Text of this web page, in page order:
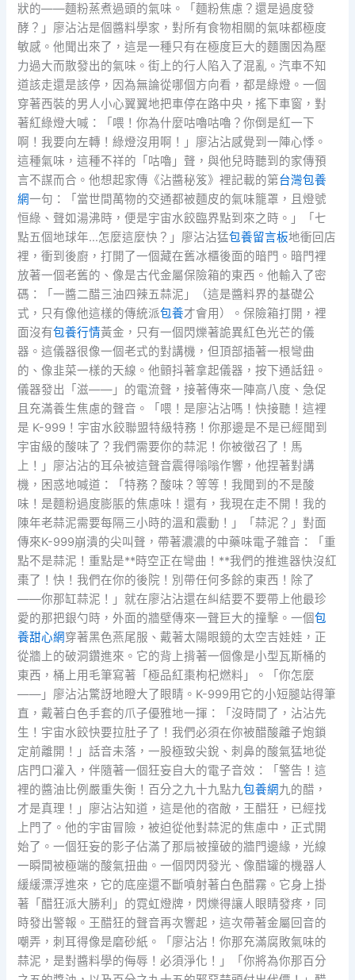
狀的——麵粉蒸煮過頭的氣味。「麵粉焦慮？還是過度發
酵？」廖沾沾是個醬料學家，對所有食物相關的氣味都極度
敏感。他聞出來了，這是一種只有在極度巨大的麵團因為壓
力過大而散發出的氣味。街上的行人陷入了混亂。汽車不知
道該走還是該停，因為無論從哪個方向看，都是綠燈。一個
穿著西裝的男人小心翼翼地把車停在路中央，搖下車窗，對
著紅綠燈大喊：「喂！你為什麼咕嚕咕嚕？你倒是紅一下
啊！我要向左轉！綠燈沒用啊！」廖沾沾感覺到一陣心悸。
這種氣味，這種不祥的「咕嚕」聲，與他兒時聽到的家傳預
言不謀而合。他想起家傳《沾醬秘笈》裡記載的第台灣包養
網一句：「當世間萬物的交通都被麵皮的氣味籠罩，且燈號
恒綠、聲如湯沸時，便是宇宙水餃臨界點到來之時。」「七
點五個地球年…怎麼這麼快？」廖沾沾猛包養留言板地衝回店
裡，衝到後廚，打開了一個藏在舊冰櫃後面的暗門。暗門裡
放著一個老舊的、像是古代金屬保險箱的東西。他輸入了密
碼：「一醬二醋三油四辣五蒜泥」（這是醬料界的基礎公
式，只有像他這樣的傳統派包養才會用）。保險箱打開，裡
面沒有包養行情黃金，只有一個閃爍著詭異紅色光芒的儀
器。這儀器很像一個老式的對講機，但頂部插著一根彎曲
的、像韭菜一樣的天線。他顫抖著拿起儀器，按下通話鈕。
儀器發出「滋——」的電流聲，接著傳來一陣高八度、急促
且充滿養生焦慮的聲音。「喂！是廖沾沾嗎！快接聽！這裡
是 K-999！宇宙水餃聯盟特級特務！你那邊是不是已經聞到
宇宙級的酸味了？我們需要你的蒜泥！你被徵召了！馬
上！」廖沾沾的耳朵被這聲音震得嗡嗡作響，他捏著對講
機，困惑地喊道：「特務？酸味？等等！我聞到的不是酸
味！是麵粉過度膨脹的焦慮味！還有，我現在走不開！我的
陳年老蒜泥需要每隔三小時的溫和震動！」「蒜泥？」對面
傳來K-999崩潰的尖叫聲，帶著濃濃的中藥味電子雜音：「重
點不是蒜泥！重點是**時空正在彎曲！**我們的推進器快沒紅
棗了！快！我們在你的後院！別帶任何多餘的東西！除了
——你那缸蒜泥！」就在廖沾沾還在糾結要不要帶上他最珍
愛的那把銀勺時，外面的牆壁傳來一聲巨大的撞擊。一個包
養甜心網穿著黑色燕尾服、戴著太陽眼鏡的太空吉娃娃，正
從牆上的破洞鑽進來。它的背上揹著一個像是小型瓦斯桶的
東西，桶上用毛筆寫著「極品紅棗枸杞燃料」。「你怎麼
——」廖沾沾驚訝地瞪大了眼睛。K-999用它的小短腿站得筆
直，戴著白色手套的爪子優雅地一揮：「沒時間了，沾沾先
生！宇宙水餃快要拉肚子了！我們必須在你被醋酸離子炮鎖
定前離開！」話音未落，一股極致尖銳、刺鼻的酸氣猛地從
店門口灌入，伴隨著一個狂妄自大的電子音效：「警告！這
裡的醬油比例嚴重失衡！百分之九十九點九包養網九的醋，
才是真理！」廖沾沾知道，這是他的宿敵，王醋狂，已經找
上門了。他的宇宙冒險，被迫從他對蒜泥的焦慮中，正式開
始了。一個狂妄的影子佔滿了那扇被撞破的牆門邊緣，光線
一瞬間被極端的酸氣扭曲。一個閃閃發光、像醋罐的機器人
緩緩漂浮進來，它的底座還不斷噴射著白色醋霧。它身上掛
著「醋狂派大勝利」的霓虹燈牌，閃爍得讓人眼睛發疼，同
時發出警報。王醋狂的聲音再次響起，這次帶著金屬回音的
嘲弄，刺耳得像是磨砂紙。「廖沾沾！你那充滿腐敗氣味的
蒜泥，是對醬料學的侮辱！必須淨化！」「你將為你那百分